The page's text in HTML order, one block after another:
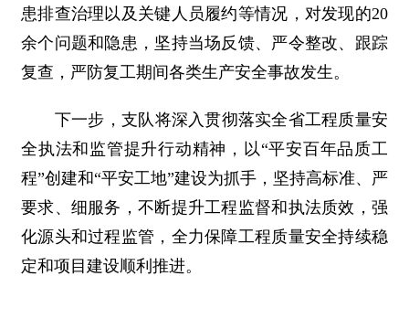
患排查治理以及关键人员履约等情况，对发现的20
余个问题和隐患，坚持当场反馈、严令整改、跟踪
复查，严防复工期间各类生产安全事故发生。
下一步，支队将深入贯彻落实全省工程质量安
全执法和监管提升行动精神，以“平安百年品质工
程”创建和“平安工地”建设为抓手，坚持高标准、严
要求、细服务，不断提升工程监督和执法质效，强
化源头和过程监管，全力保障工程质量安全持续稳
定和项目建设顺利推进。